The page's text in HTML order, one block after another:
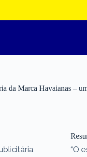
da Marca Havaianas –
“O